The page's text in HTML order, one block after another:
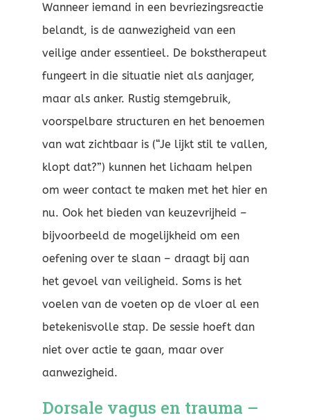
Wanneer iemand in een bevriezingsreactie
belandt, is de aanwezigheid van een
veilige ander essentieel. De bokstherapeut
fungeert in die situatie niet als aanjager,
maar als anker. Rustig stemgebruik,
voorspelbare structuren en het benoemen
van wat zichtbaar is (“Je lijkt stil te vallen,
klopt dat?”) kunnen het lichaam helpen
om weer contact te maken met het hier en
nu. Ook het bieden van keuzevrijheid –
bijvoorbeeld de mogelijkheid om een
oefening over te slaan – draagt bij aan
het gevoel van veiligheid. Soms is het
voelen van de voeten op de vloer al een
betekenisvolle stap. De sessie hoeft dan
niet over actie te gaan, maar over
aanwezigheid.
Dorsale vagus en trauma –